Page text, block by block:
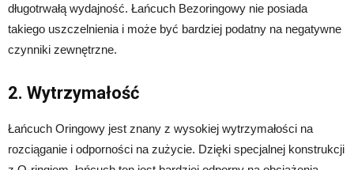
długotrwałą wydajność. Łańcuch Bezoringowy nie posiada
takiego uszczelnienia i może być bardziej podatny na negatywne
czynniki zewnętrzne.
2. Wytrzymałość
Łańcuch Oringowy jest znany z wysokiej wytrzymałości na
rozciąganie i odporności na zużycie. Dzięki specjalnej konstrukcji